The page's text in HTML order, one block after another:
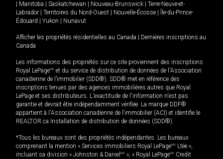
Manitoba Saskatchewan Nouveau-Brunswick
Terre-Neuve-et-
Labrador
Territoires du Nord-Ouest Nouvelle-Écosse
Île-du-Prince-
Édouard
Yukon Nunavut
Afficher les propriétés résidentielles au Canada
Dernières inscriptions au
Canada
Les informations des propriétés sur ce site proviennent des inscriptions
Royal LePageMD et du service de distribution de données de l'Association
canadienne de l’immobilier (SDD®). SDD® met en référence des
inscriptions tenues par des agences immobilières autres que Royal
LePage et ses distributeurs. L'exactitude de l'information n'est pas
garantie et devrait être indépendamment vérifiée. La marque DDF®
appartient à l'Association canadienne de l’immobilier (ACI) et identifie le
REALTOR.ca Installation de distribution de données (SDD®).
*Tous les bureaux sont des propriétés indépendantes. Les bureaux
comprenant la mention « Services immobiliers Royal LePageMD Ltée »,
incluant sa division « Johnston & Daniel MD », « Royal LePageMD Credit